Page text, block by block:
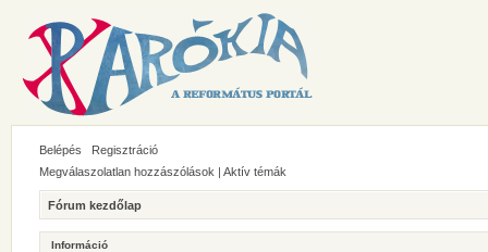
Belépés
Regisztráció
Megválaszolatlan hozzászólások | Aktív témák
Fórum kezdőlap
Információ